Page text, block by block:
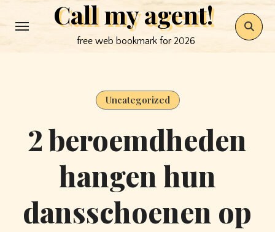
to
Call my agent!
free web bookmark for 2026
Uncategorized
2 beroemdheden
hangen hun
dansschoenen op